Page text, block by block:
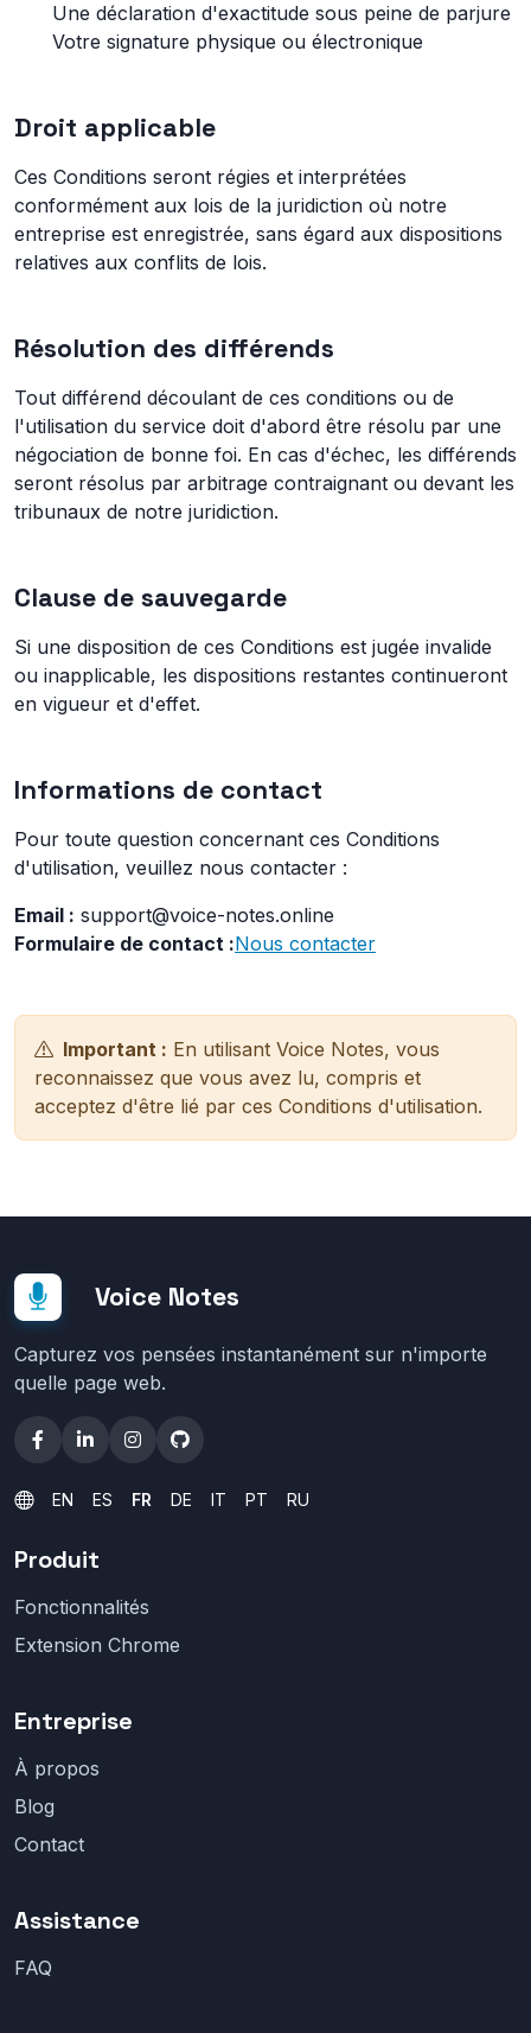
Une déclaration d'exactitude sous peine de parjure
Votre signature physique ou électronique
Droit applicable
Ces Conditions seront régies et interprétées
conformément aux lois de la juridiction où notre
entreprise est enregistrée, sans égard aux dispositions
relatives aux conflits de lois.
Résolution des différends
Tout différend découlant de ces conditions ou de
l'utilisation du service doit d'abord être résolu par une
négociation de bonne foi. En cas d'échec, les différends
seront résolus par arbitrage contraignant ou devant les
tribunaux de notre juridiction.
Clause de sauvegarde
Si une disposition de ces Conditions est jugée invalide
ou inapplicable, les dispositions restantes continueront
en vigueur et d'effet.
Informations de contact
Pour toute question concernant ces Conditions
d'utilisation, veuillez nous contacter :
Email : support@voice-notes.online
Formulaire de contact :Nous contacter
Important : En utilisant Voice Notes, vous
reconnaissez que vous avez lu, compris et
acceptez d'être lié par ces Conditions d'utilisation.
Voice Notes
Capturez vos pensées instantanément sur n'importe
quelle page web.
EN ES FR DE IT PT RU
Produit
Fonctionnalités
Extension Chrome
Entreprise
À propos
Blog
Contact
Assistance
FAQ